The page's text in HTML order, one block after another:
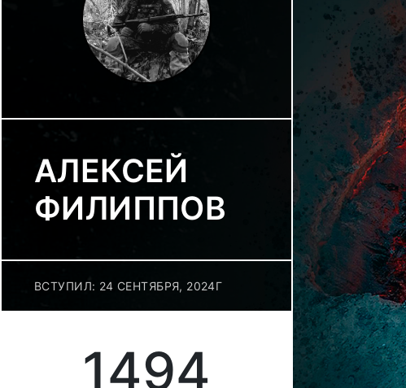
АЛЕКСЕЙ
ФИЛИППОВ
ВСТУПИЛ: 24 СЕНТЯБРЯ, 2024Г
1494